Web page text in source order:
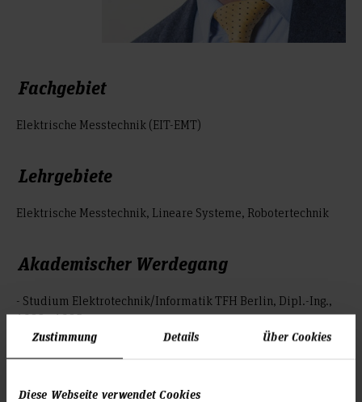
Zustimmung Details Über Cookies
Diese Webseite verwendet Cookies
Fachgebiet
Elektrische Messtechnik (EIT-EMT)
Lehrgebiete
Elektrische Messtechnik, Lineare Systeme, Robotertechnik
Akademischer Werdegang
- Studium Elektrotechnik/Informatik TFH Berlin, Dipl.-Ing.,
1982 - 1985
- Studium Elektrotechnik TU Berlin, Dipl.-Ing., 1985 - 1988
Saturationskernmagnetometers in der Feldstrukturanalyse“,